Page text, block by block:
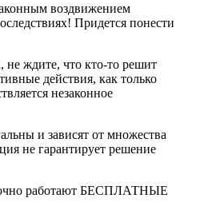
воздвижением
Придется понести
ждите, что кто-то решит
действия, как только
незаконное
и зависят от множества
не гарантирует решение
работают БЕСПЛАТНЫЕ